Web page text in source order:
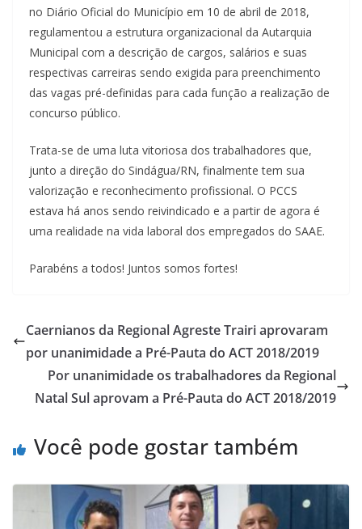
no Diário Oficial do Município em 10 de abril de 2018,
regulamentou a estrutura organizacional da Autarquia
Municipal com a descrição de cargos, salários e suas
respectivas carreiras sendo exigida para preenchimento
das vagas pré-definidas para cada função a realização de
concurso público.
Trata-se de uma luta vitoriosa dos trabalhadores que,
junto a direção do Sindágua/RN, finalmente tem sua
valorização e reconhecimento profissional. O PCCS
estava há anos sendo reivindicado e a partir de agora é
uma realidade na vida laboral dos empregados do SAAE.
Parabéns a todos! Juntos somos fortes!
Caernianos da Regional Agreste Trairi aprovaram
por unanimidade a Pré-Pauta do ACT 2018/2019
Por unanimidade os trabalhadores da Regional
Natal Sul aprovam a Pré-Pauta do ACT 2018/2019
Você pode gostar também